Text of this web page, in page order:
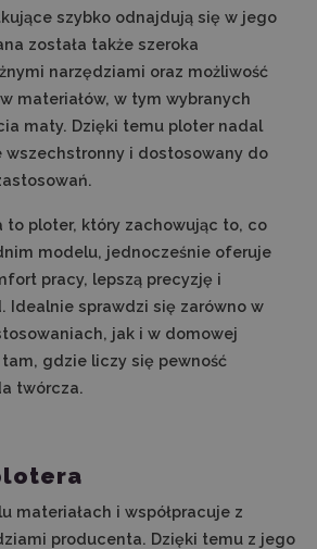
szybko odnajdują się w jego
została także szeroka
narzędziami oraz możliwość
materiałów, w tym wybranych
maty. Dzięki temu ploter nadal
wszechstronny i dostosowany do
to ploter, który zachowując to, co
modelu, jednocześnie oferuje
pracy, lepszą precyzję i
Idealnie sprawdzi się zarówno w
jak i w domowej
gdzie liczy się pewność
twórcza.
materiałach i współpracuje z
producenta. Dzięki temu z jego